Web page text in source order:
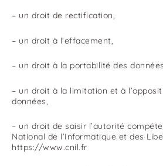
– un droit de rectification,
– un droit à l’effacement,
– un droit à la portabilité des
– un droit à la limitation et à
données,
– un droit de saisir l’autorité
National de l’Informatique et des
https://www.cnil.fr